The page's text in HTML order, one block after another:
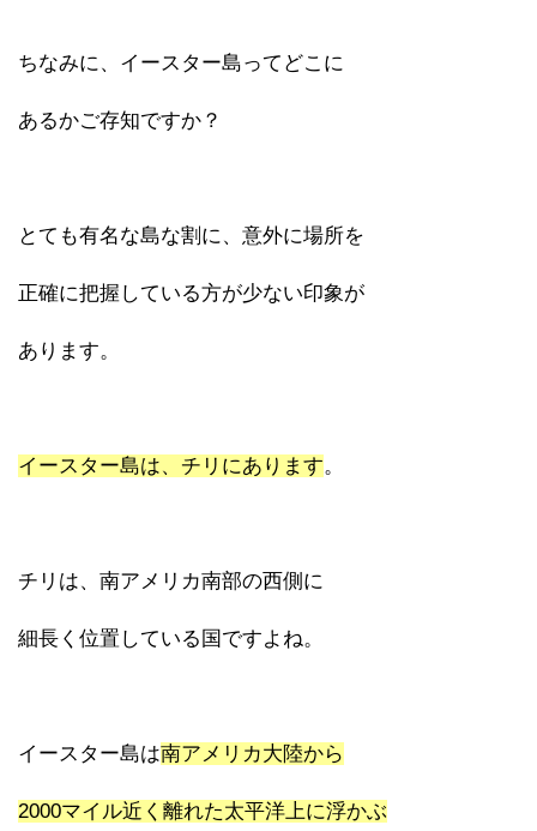
ちなみに、イースター島ってどこに
あるかご存知ですか？
とても有名な島な割に、意外に場所を
正確に把握している方が少ない印象が
あります。
イースター島は、チリにあります。
チリは、南アメリカ南部の西側に
細長く位置している国ですよね。
イースター島は南アメリカ大陸から
2000マイル近く離れた太平洋上に浮かぶ